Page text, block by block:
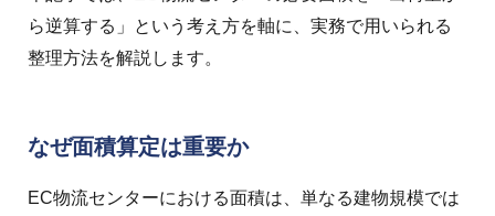
ら逆算する」という考え方を軸に、実務で用いられる
整理方法を解説します。
なぜ面積算定は重要か
EC物流センターにおける面積は、単なる建物規模では